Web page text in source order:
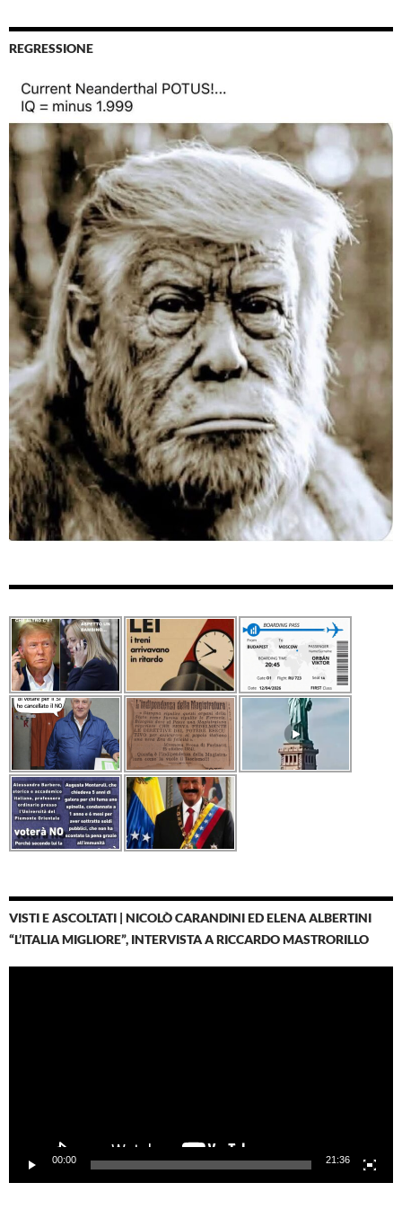
REGRESSIONE
VISTI E ASCOLTATI | NICOLÒ CARANDINI ED ELENA ALBERTINI
“L’ITALIA MIGLIORE”, INTERVISTA A RICCARDO MASTRORILLO
00:00 21:36